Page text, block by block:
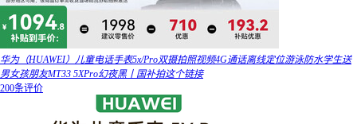
华为（HUAWEI）儿童电话手表5x/Pro双摄拍照视频4G通话离线定位游泳防水学生送
男女孩朋友MT33 5XPro幻夜黑丨国补拍这个链接
200条评价